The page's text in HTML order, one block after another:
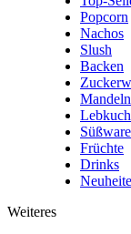
Popcorn
Nachos
Slush
Backen
Früchte
Drinks
Weiteres